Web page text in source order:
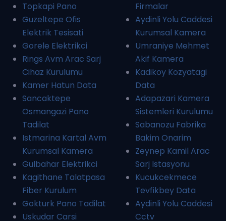
Topkapi Pano
Guzeltepe Ofis
Elektrik Tesisati
Gorele Elektrikci
Rings Avm Arac Sarj
Cihaz Kurulumu
Kamer Hatun Data
Sancaktepe
Osmangazi Pano
Tadilat
Istmarina Kartal Avm
Kurumsal Kamera
Gulbahar Elektrikci
Kagithane Talatpasa
Fiber Kurulum
Gokturk Pano Tadilat
Uskudar Carsi
Firmalar
Aydinli Yolu Caddesi
Kurumsal Kamera
Umraniye Mehmet
Akif Kamera
Kadikoy Kozyatagi
Data
Adapazari Kamera
Sistemleri Kurulumu
Sabanozu Fabrika
Bakim Onarim
Zeynep Kamil Arac
Sarj Istasyonu
Kucukcekmece
Tevfikbey Data
Aydinli Yolu Caddesi
Cctv